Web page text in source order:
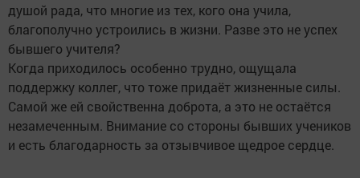
душой рада, что многие из тех, кого она учила,
благополучно устроились в жизни. Разве это не успех
бывшего учителя?
Когда приходилось особенно трудно, ощущала
поддержку коллег, что тоже придаёт жизненные силы.
Самой же ей свойственна доброта, а это не остаётся
незамеченным. Внимание со стороны бывших учеников
и есть благодарность за отзывчивое щедрое сердце.